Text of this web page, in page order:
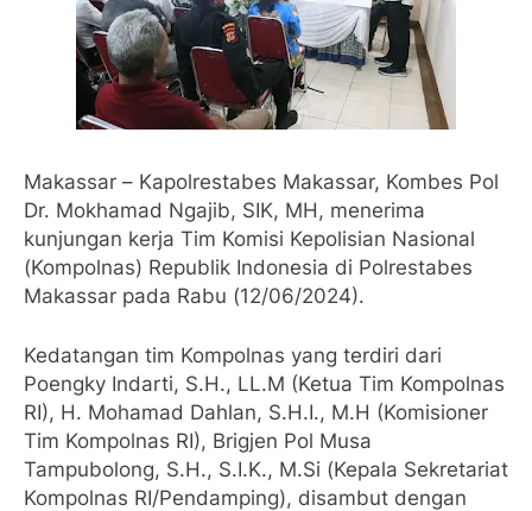
Makassar – Kapolrestabes Makassar, Kombes Pol
Dr. Mokhamad Ngajib, SIK, MH, menerima
kunjungan kerja Tim Komisi Kepolisian Nasional
(Kompolnas) Republik Indonesia di Polrestabes
Makassar pada Rabu (12/06/2024).
Kedatangan tim Kompolnas yang terdiri dari
Poengky Indarti, S.H., LL.M (Ketua Tim Kompolnas
RI), H. Mohamad Dahlan, S.H.I., M.H (Komisioner
Tim Kompolnas RI), Brigjen Pol Musa
Tampubolong, S.H., S.I.K., M.Si (Kepala Sekretariat
Kompolnas RI/Pendamping), disambut dengan